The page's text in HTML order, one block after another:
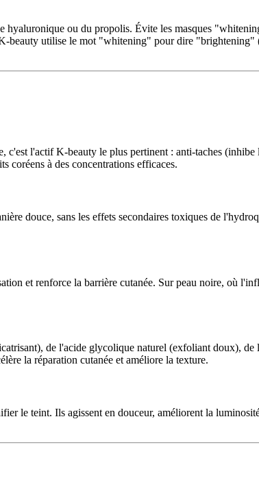
hyaluronique ou du propolis. Évite les masques
beauty utilise le mot "whitening" pour dire "brightening"
c'est l'actif K-beauty le plus pertinent : anti-taches (inhibe
coréens à des concentrations efficaces.
douce, sans les effets secondaires toxiques de
et renforce la barrière cutanée. Sur peau noire, où
de l'acide glycolique naturel (exfoliant doux), de
la réparation cutanée et améliore la texture.
le teint. Ils agissent en douceur, améliorent la